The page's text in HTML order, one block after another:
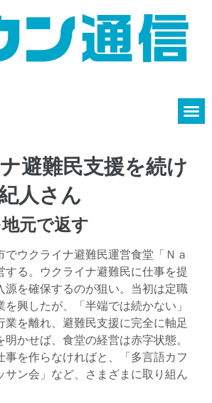
避難民支援を続け
人さん
元で返す
でウクライナ避難民運営食堂「Ｎａ
する。ウクライナ避難民に仕事を提
源を確保するのが狙い。当初は定職
興したが、「半端では続かない」
業を離れ、避難民支援に完全に軸足
明かせば、食堂の経営は赤字状態。
事を作らなければと、「多言語カフ
サン会」など、さまざまに取り組ん